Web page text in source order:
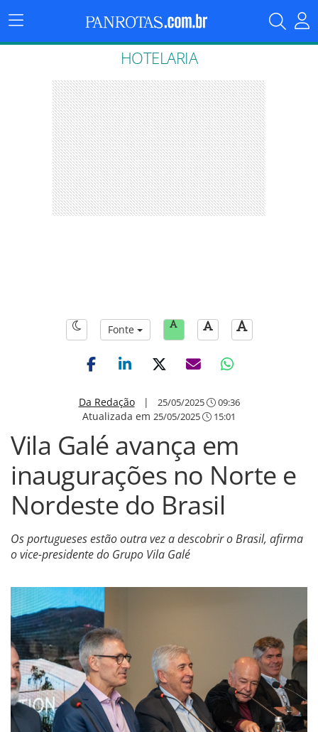
Menu
Principal
HOTELARIA
Fonte
Da Redação| 25/05/2025 09:36
Atualizada em 25/05/2025 15:01
Vila Galé avança em
inaugurações no Norte e
Nordeste do Brasil
Os portugueses estão outra vez a descobrir o Brasil, afirma
o vice-presidente do Grupo Vila Galé